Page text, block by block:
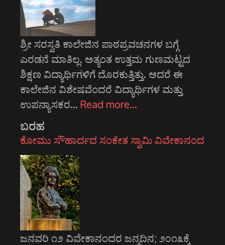
ಶ್ರೀ ಸರಸ್ವತಿ ಕಾಲೇಜಿನ ಪಾಠಪ್ರವಚನಗಳ ಬಗ್ಗೆ
ಎರಡನೆ ಮಾತಿಲ್ಲ. ಅತ್ಯಂತ ಉತ್ತಮ ಗುಣಮಟ್ಟದ
ಶಿಕ್ಷಣ ವಿದ್ಯಾರ್ಥಿಗಳಿಗೆ ದೊರಕುತ್ತಿತ್ತು. ಆದರೆ ಈ
ಕಾಲೇಜಿನ ವಿಶೇಷವೆಂದರೆ ವಿದ್ಯಾರ್ಥಿಗಳ ಮತ್ತು
ಉಪನ್ಯಾಸಕರ… Read more…
ಬರಹ
ಕೋಮು ಸೌಹಾರ್ದದ ಸಂಕೇತ ಸ್ವಾಮಿ ವಿವೇಕಾನಂದ
ಜನವರಿ ೧೨ ವಿವೇಕಾನಂದರ ಜನ್ಮದಿನ; ೨೦೧೩ಕ್ಕೆ